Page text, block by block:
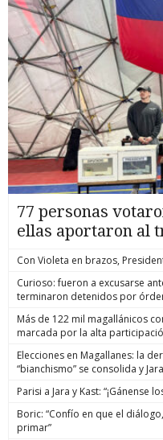
77 personas
ellas aportaron al
Con Violeta en brazos,
Curioso: fueron a excusarse
terminaron detenidos por
Más de 122 mil magallánicos
marcada por la alta
Elecciones en Magallanes: la
“bianchismo” se consolida y
Parisi a Jara y Kast: “¡Gánense
Boric: “Confío en que el
primar”